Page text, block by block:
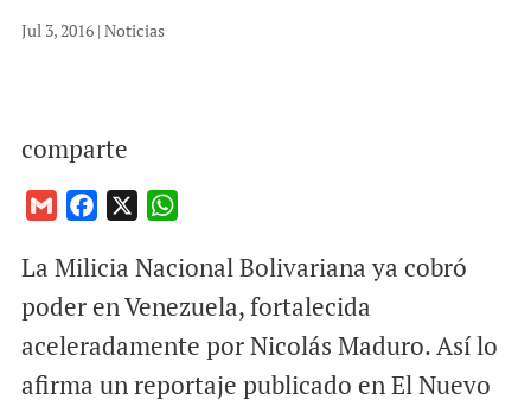
Jul 3, 2016| Noticias
comparte
a
i
c
e
o
o
a
t
A
p
La Milicia Nacional Bolivariana ya cobró
poder en Venezuela, fortalecida
aceleradamente por Nicolás Maduro. Así lo
afirma un reportaje publicado en El Nuevo